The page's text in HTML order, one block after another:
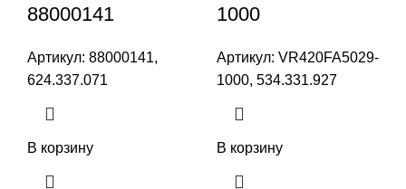
88000141
Артикул: 88000141,
624.337.071
В корзину
1000
Артикул: VR420FA5029-
1000, 534.331.927
В корзину